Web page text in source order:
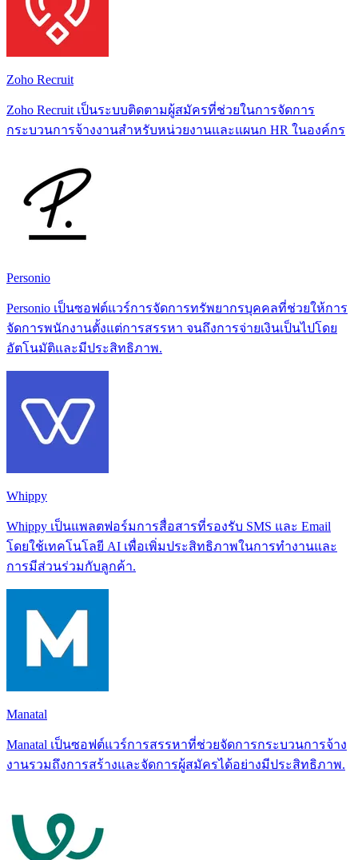
Zoho Recruit
Zoho Recruit เป็นระบบติดตามผู้สมัครที่ช่วยในการจัดการ
กระบวนการจ้างงานสำหรับหน่วยงานและแผนก HR ในองค์กร
Personio
Personio เป็นซอฟต์แวร์การจัดการทรัพยากรบุคคลที่ช่วยให้การ
จัดการพนักงานตั้งแต่การสรรหา จนถึงการจ่ายเงินเป็นไปโดย
อัตโนมัติและมีประสิทธิภาพ.
Whippy
Whippy เป็นแพลตฟอร์มการสื่อสารที่รองรับ SMS และ Email
โดยใช้เทคโนโลยี AI เพื่อเพิ่มประสิทธิภาพในการทำงานและ
การมีส่วนร่วมกับลูกค้า.
Manatal
Manatal เป็นซอฟต์แวร์การสรรหาที่ช่วยจัดการกระบวนการจ้าง
งานรวมถึงการสร้างและจัดการผู้สมัครได้อย่างมีประสิทธิภาพ.